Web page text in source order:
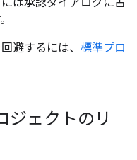
避するには、 標準プロ
ジェクトのリ